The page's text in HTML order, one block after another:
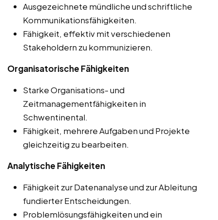
Ausgezeichnete mündliche und schriftliche
Kommunikationsfähigkeiten.
Fähigkeit, effektiv mit verschiedenen
Stakeholdern zu kommunizieren.
Organisatorische Fähigkeiten
Starke Organisations- und
Zeitmanagementfähigkeiten in
Schwentinental.
Fähigkeit, mehrere Aufgaben und Projekte
gleichzeitig zu bearbeiten.
Analytische Fähigkeiten
Fähigkeit zur Datenanalyse und zur Ableitung
fundierter Entscheidungen.
Problemlösungsfähigkeiten und ein